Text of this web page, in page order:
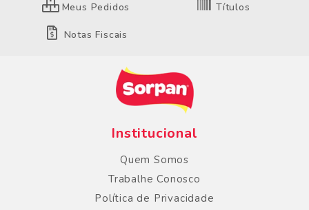
Meus Pedidos Títulos
Notas Fiscais
Institucional
Quem Somos
Trabalhe Conosco
Política de Privacidade